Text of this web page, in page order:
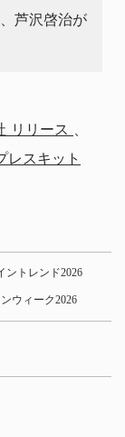
芦沢啓治が
リリース
スキット
ントレンド2026
ウィーク2026